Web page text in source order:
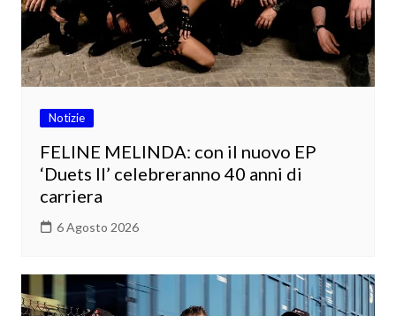
Notizie
FELINE MELINDA: con il nuovo EP
‘Duets II’ celebreranno 40 anni di
carriera
6 Agosto 2026